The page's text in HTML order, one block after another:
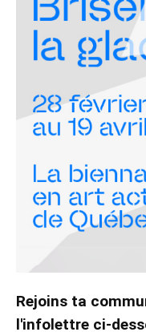
Rejoins ta
l'infolettre ci-